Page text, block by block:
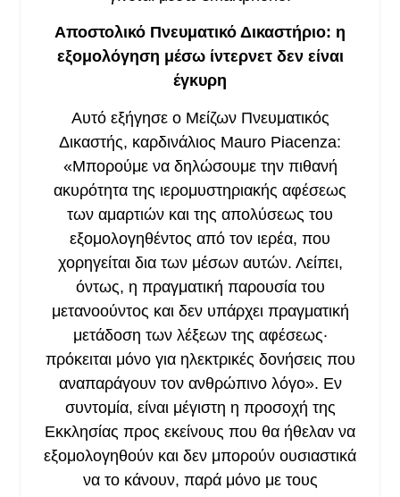
Αποστολικό Πνευματικό Δικαστήριο: η
εξομολόγηση μέσω ίντερνετ δεν είναι
έγκυρη
Αυτό εξήγησε ο Μείζων Πνευματικός
Δικαστής, καρδινάλιος Mauro Piacenza:
«Μπορούμε να δηλώσουμε την πιθανή
ακυρότητα της ιερομυστηριακής αφέσεως
των αμαρτιών και της απολύσεως του
εξομολογηθέντος από τον ιερέα, που
χορηγείται δια των μέσων αυτών. Λείπει,
όντως, η πραγματική παρουσία του
μετανοούντος και δεν υπάρχει πραγματική
μετάδοση των λέξεων της αφέσεως·
πρόκειται μόνο για ηλεκτρικές δονήσεις που
αναπαράγουν τον ανθρώπινο λόγο». Εν
συντομία, είναι μέγιστη η προσοχή της
Εκκλησίας προς εκείνους που θα ήθελαν να
εξομολογηθούν και δεν μπορούν ουσιαστικά
να το κάνουν, παρά μόνο με τους